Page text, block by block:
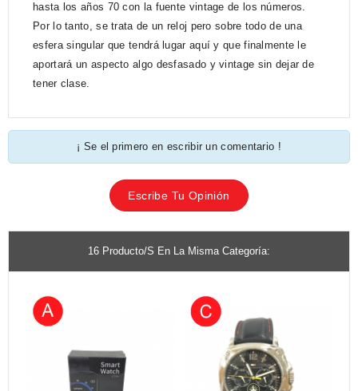
hasta los años 70 con la fuente vintage de los números.
Por lo tanto, se trata de un reloj pero sobre todo de una
esfera singular que tendrá lugar aquí y que finalmente le
aportará un aspecto algo desfasado y vintage sin dejar de
tener clase.
¡ Se el primero en escribir un comentario !
Escribe Tu Opinión
16 Producto/s En La Misma Categoría: